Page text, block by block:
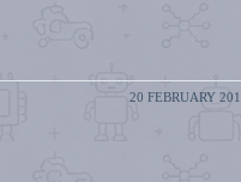
20 FEBRUARY